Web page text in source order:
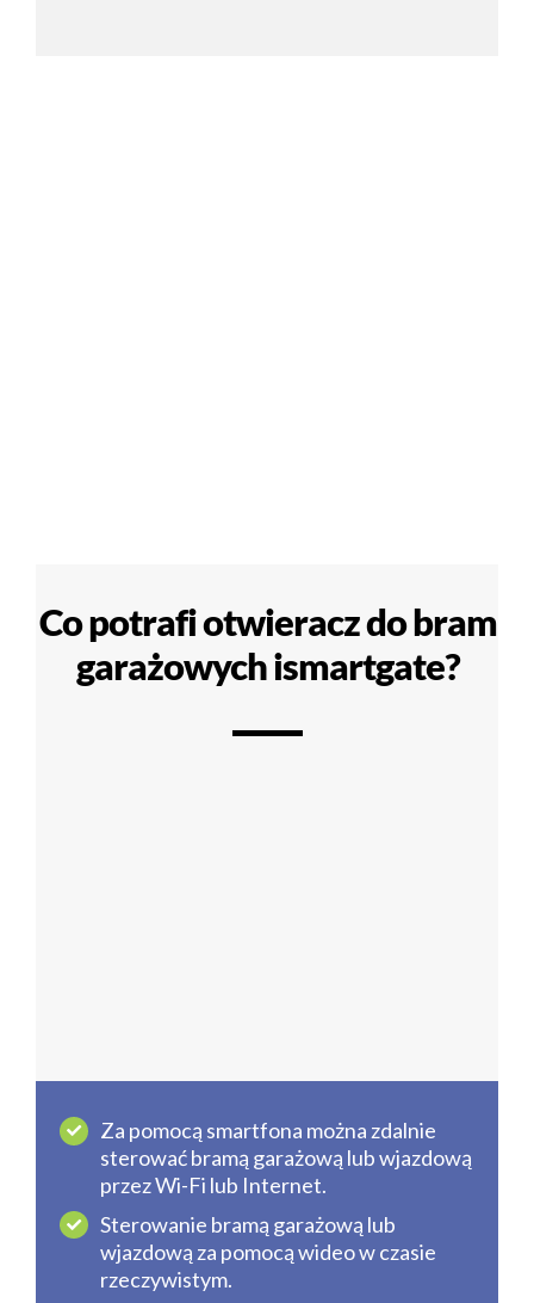
Co potrafi otwieracz do bram
garażowych ismartgate?
Za pomocą smartfona można zdalnie
sterować bramą garażową lub wjazdową
przez Wi-Fi lub Internet.
Sterowanie bramą garażową lub
wjazdową za pomocą wideo w czasie
rzeczywistym.